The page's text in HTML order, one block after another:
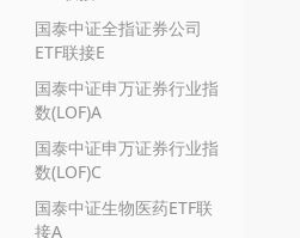
国泰中证全指证券公司
ETF联接E
国泰中证申万证券行业指
数(LOF)A
国泰中证申万证券行业指
数(LOF)C
国泰中证生物医药ETF联
接A